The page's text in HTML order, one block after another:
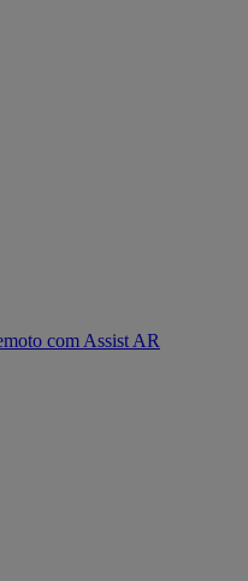
com Assist AR